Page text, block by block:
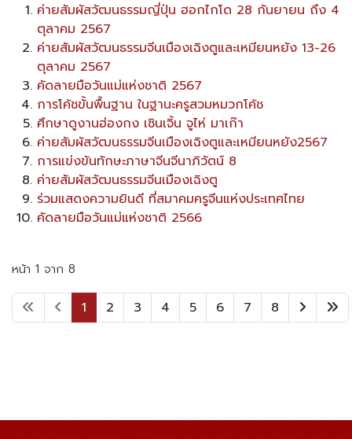
ค่ายสัมผัสวัฒนธรรมญี่ปุ่น ฮอกไกโด 28 กันยายน ถึง 4
ตุลาคม 2567
ค่ายสัมผัสวัฒนธรรมจีนเมืองเฉิงตูและเหมียนหยัง 13-26
ตุลาคม 2567
คัดลายมือวันแม่แห่งชาติ 2567
การโค้ชขั้นพื้นฐาน ในฐานะครูสวมหมวกโค้ช
ศึกษาดูงานฮ่องกง เซินเจิ้น จูไห่ มาเก๊า
ค่ายสัมผัสวัฒนธรรมจีนเมืองเฉิงตูและเหมียนหยัง2567
การแข่งขันทักษะภาษาจีนจีนาภิวัตน์ 8
ค่ายสัมผัสวัฒนธรรมจีนเมืองเฉิงตู
ร่วมแสดงความยินดี ที่สมาคมครูจีนแห่งประเทศไทย
คัดลายมือวันแม่แห่งชาติ 2566
หน้า 1 จาก 8
1 2 3 4 5 6 7 8